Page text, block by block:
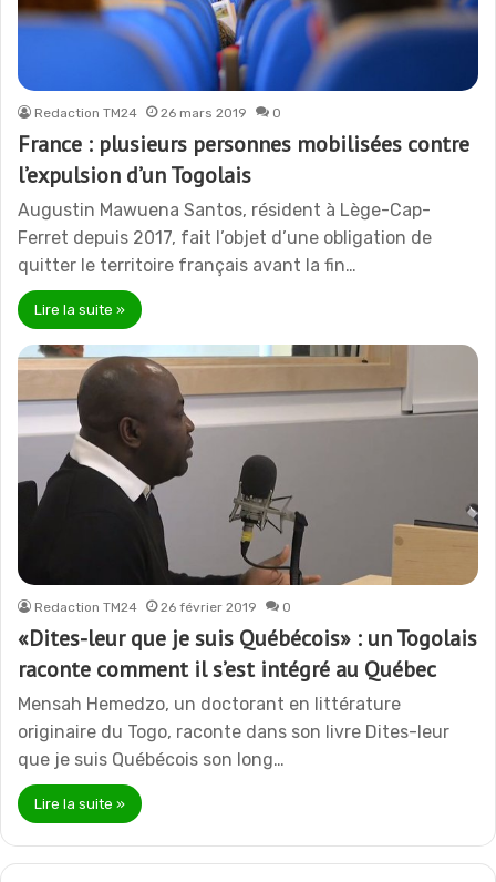
Redaction TM24 26 mars 2019 0
France : plusieurs personnes mobilisées contre
l’expulsion d’un Togolais
Augustin Mawuena Santos, résident à Lège-Cap-
Ferret depuis 2017, fait l’objet d’une obligation de
quitter le territoire français avant la fin…
Lire la suite »
Redaction TM24 26 février 2019 0
«Dites-leur que je suis Québécois» : un Togolais
raconte comment il s’est intégré au Québec
Mensah Hemedzo, un doctorant en littérature
originaire du Togo, raconte dans son livre Dites-leur
que je suis Québécois son long…
Lire la suite »